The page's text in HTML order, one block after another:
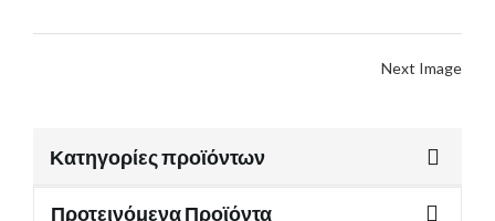
Next Image
Κατηγορίες προϊόντων
Προτεινόμενα Προϊόντα